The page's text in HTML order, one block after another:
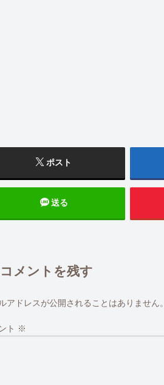
ポスト
送る
コメントを残す
アドレスが公開されることはありません。
ト ※